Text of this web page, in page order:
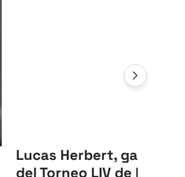
Lucas Herbert, ganador
del Torneo LIV de Reino